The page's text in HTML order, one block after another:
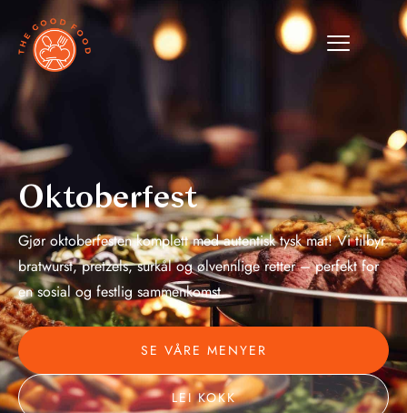
Oktoberfest
Gjør oktoberfesten komplett med autentisk tysk mat! Vi tilbyr
bratwurst, pretzels, surkål og ølvennlige retter – perfekt for
en sosial og festlig sammenkomst.
SE VÅRE MENYER
LEI KOKK